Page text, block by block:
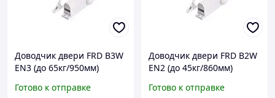
Доводчик двери FRD B3W
EN3 (до 65кг/950мм)
Готово к отправке
Доводчик двери FRD B2W
EN2 (до 45кг/860мм)
Готово к отправке